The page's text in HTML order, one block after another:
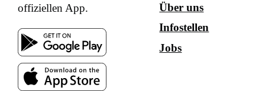
offiziellen App.
Über uns
Infostellen
Jobs